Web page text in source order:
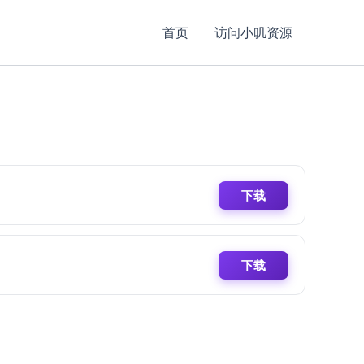
首页 访问小叽资源
下载
下载